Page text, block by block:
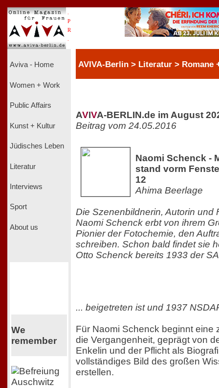
P
R
Aviva - Home
Women + Work
Public Affairs
Kunst + Kultur
Jüdisches Leben
Literatur
Interviews
Sport
About us
We
remember
AVIVA-Berlin > Literatur > Romane
AVIVA-BERLIN.de im August
Beitrag vom 24.05.2016
Naomi Schenck -
stand vorm
12
Ahima Beerlage
Die Szenenbildnerin, Autorin und
Naomi Schenck erbt von ihrem
Pionier der Fotochemie, den
schreiben. Schon bald findet sie
Otto Schenck bereits 1933 der
... beigetreten ist und 1937
Für Naomi Schenck beginnt eine
die Vergangenheit, geprägt von
Enkelin und der Pflicht als
vollständiges Bild des großen
erstellen.